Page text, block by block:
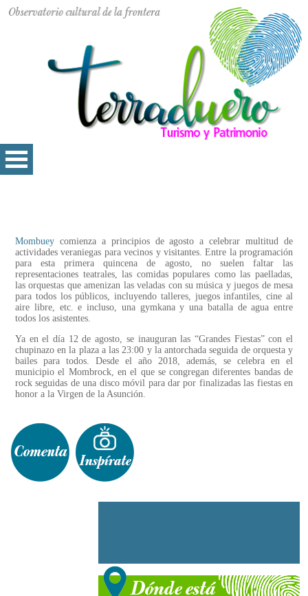
Mombuey comienza a principios de agosto a celebrar multitud de
actividades veraniegas para vecinos y visitantes. Entre la programación
para esta primera quincena de agosto, no suelen faltar las
representaciones teatrales, las comidas populares como las paelladas,
las orquestas que amenizan las veladas con su música y juegos de mesa
para todos los públicos, incluyendo talleres, juegos infantiles, cine al
aire libre, etc. e incluso, una gymkana y una batalla de agua entre
todos los asistentes.
Ya en el día 12 de agosto, se inauguran las “Grandes Fiestas” con el
chupinazo en la plaza a las 23:00 y la antorchada seguida de orquesta y
bailes para todos. Desde el año 2018, además, se celebra en el
municipio el Mombrock, en el que se congregan diferentes bandas de
rock seguidas de una disco móvil para dar por finalizadas las fiestas en
honor a la Virgen de la Asunción.